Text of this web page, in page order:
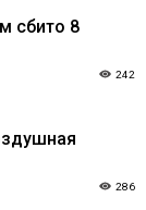
сбито 8
242
286